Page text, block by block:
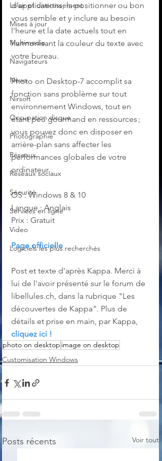
Loisir et divertissement
Mises à jour
Multimedia
Navigateurs
News
Nirsoft
Occupation disque
Photographie
Réseaux
Réseaux sociaux
Sécurité
Services en ligne
Video
Logiciels les plus recherchés
d'applications, la positionner ou bon
vous semble et y inclure au besoin
l'heure et la date actuels tout en
harmonisant la couleur du texte avec
votre bureau.
Photo on Desktop-7 accomplit sa
fonction sans problème sur tout
environnement Windows, tout en
étant peu gourmand en ressources ;
vous pouvez donc en disposer en
arrière-plan sans affecter les
performances globales de votre
ordinateur.
OS : Windows 8 & 10
Langue : Anglais
Prix : Gratuit
Page officielle
Post et texte d'après Kappa. Merci à
lui de l'avoir présenté sur le forum de
libellules.ch, dans la rubrique "Les
découvertes de Kappa". Plus de
détails et prise en main, par Kappa,
cliquez ici !
photo on desktop image on desktop
Customisation Windows
Posts récents Voir tout